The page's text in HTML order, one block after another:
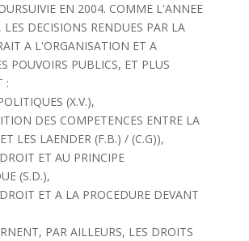
EN 2004. COMME L'ANNEE
LES DECISIONS RENDUES PAR LA
A L'ORGANISATION ET A
POUVOIRS PUBLICS, ET PLUS
:
(X.V.),
DES COMPETENCES ENTRE LA
LES LAENDER (F.B.) / (C.G)),
ET AU PRINCIPE
(S.D.),
ET A LA PROCEDURE DEVANT
PAR AILLEURS, LES DROITS